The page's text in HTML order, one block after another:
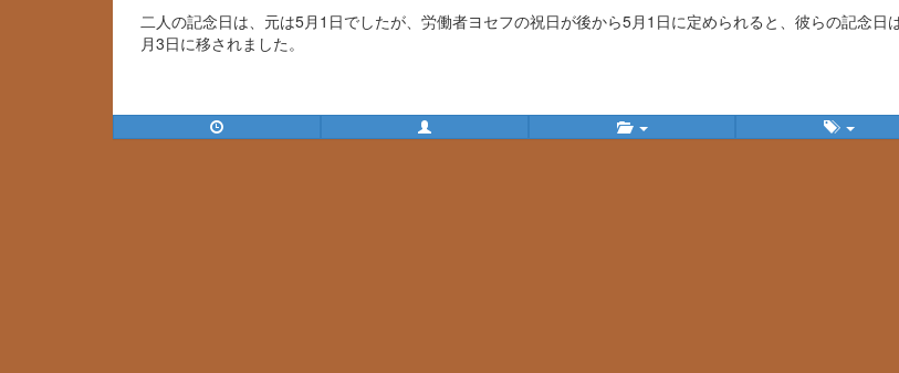
二人の記念日は、元は5月1日でしたが、労働者ヨセフの祝日が後から5月1日に定められると、彼らの記念日
月3日に移されました。